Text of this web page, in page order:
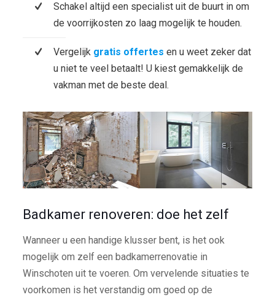
Schakel altijd een specialist uit de buurt in om
de voorrijkosten zo laag mogelijk te houden.
Vergelijk gratis offertes en u weet zeker dat
u niet te veel betaalt! U kiest gemakkelijk de
vakman met de beste deal.
Badkamer renoveren: doe het zelf
Wanneer u een handige klusser bent, is het ook
mogelijk om zelf een badkamerrenovatie in
Winschoten uit te voeren. Om vervelende situaties te
voorkomen is het verstandig om goed op de